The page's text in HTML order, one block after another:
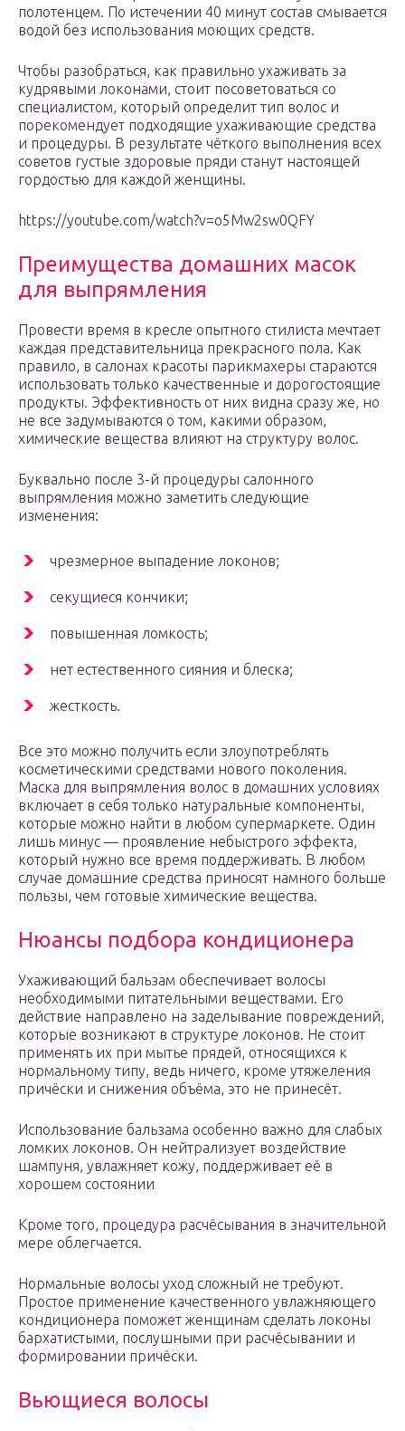
полотенцем. По истечении 40 минут состав смывается
водой без использования моющих средств.
Чтобы разобраться, как правильно ухаживать за
кудрявыми локонами, стоит посоветоваться со
специалистом, который определит тип волос и
порекомендует подходящие ухаживающие средства
и процедуры. В результате чёткого выполнения всех
советов густые здоровые пряди станут настоящей
гордостью для каждой женщины.
https://youtube.com/watch?v=o5Mw2sw0QFY
Преимущества домашних масок
для выпрямления
Провести время в кресле опытного стилиста мечтает
каждая представительница прекрасного пола. Как
правило, в салонах красоты парикмахеры стараются
использовать только качественные и дорогостоящие
продукты. Эффективность от них видна сразу же, но
не все задумываются о том, какими образом,
химические вещества влияют на структуру волос.
Буквально после 3-й процедуры салонного
выпрямления можно заметить следующие
изменения:
чрезмерное выпадение локонов;
секущиеся кончики;
повышенная ломкость;
нет естественного сияния и блеска;
жесткость.
Все это можно получить если злоупотреблять
косметическими средствами нового поколения.
Маска для выпрямления волос в домашних условиях
включает в себя только натуральные компоненты,
которые можно найти в любом супермаркете. Один
лишь минус — проявление небыстрого эффекта,
который нужно все время поддерживать. В любом
случае домашние средства приносят намного больше
пользы, чем готовые химические вещества.
Нюансы подбора кондиционера
Ухаживающий бальзам обеспечивает волосы
необходимыми питательными веществами. Его
действие направлено на заделывание повреждений,
которые возникают в структуре локонов. Не стоит
применять их при мытье прядей, относящихся к
нормальному типу, ведь ничего, кроме утяжеления
причёски и снижения объёма, это не принесёт.
Использование бальзама особенно важно для слабых
ломких локонов. Он нейтрализует воздействие
шампуня, увлажняет кожу, поддерживает её в
хорошем состоянии
Кроме того, процедура расчёсывания в значительной
мере облегчается.
Нормальные волосы уход сложный не требуют.
Простое применение качественного увлажняющего
кондиционера поможет женщинам сделать локоны
бархатистыми, послушными при расчёсывании и
формировании причёски.
Вьющиеся волосы